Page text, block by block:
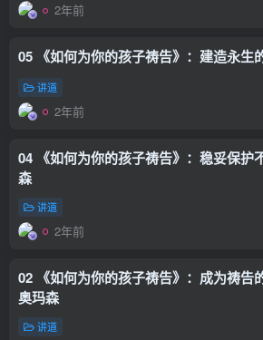
2年前
05 《如何为你的孩子祷告》：建造永生
讲道
2年前
04 《如何为你的孩子祷告》：稳妥保护
森
讲道
2年前
02 《如何为你的孩子祷告》：成为祷告
奥玛森
讲道